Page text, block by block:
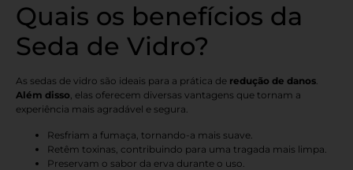
Quais os benefícios da
Seda de Vidro?
As sedas de vidro são ideais para a prática de redução de danos.
Além disso, elas oferecem diversas vantagens que tornam a
experiência mais agradável e segura.
Resfriam a fumaça, tornando-a mais suave.
Retêm toxinas, contribuindo para uma tragada mais limpa.
Preservam o sabor da erva durante o uso.